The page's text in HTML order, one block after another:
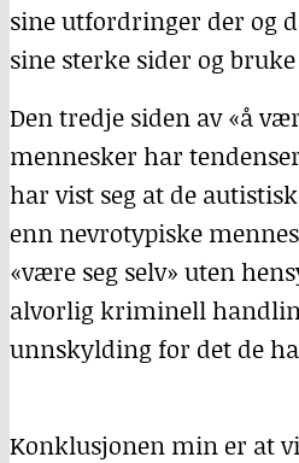
sine utfordringer der og
sine sterke sider og
Den tredje siden av «å
mennesker har
har vist seg at de
enn nevrotypiske
«være seg selv» uten
alvorlig kriminell
unnskylding for det de
Konklusjonen min er at